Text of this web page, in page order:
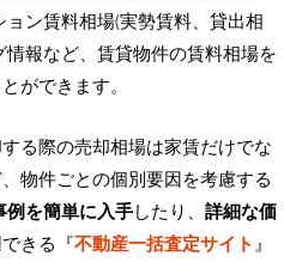
ン賃料相場(実勢賃料、貸出相
報など、賃貸物件の賃料相場を
ができます。
る際の売却相場は家賃だけでな
物件ごとの個別要因を考慮する
例を簡単に入手したり、 詳細な価
きる『不動産一括査定サイト 』